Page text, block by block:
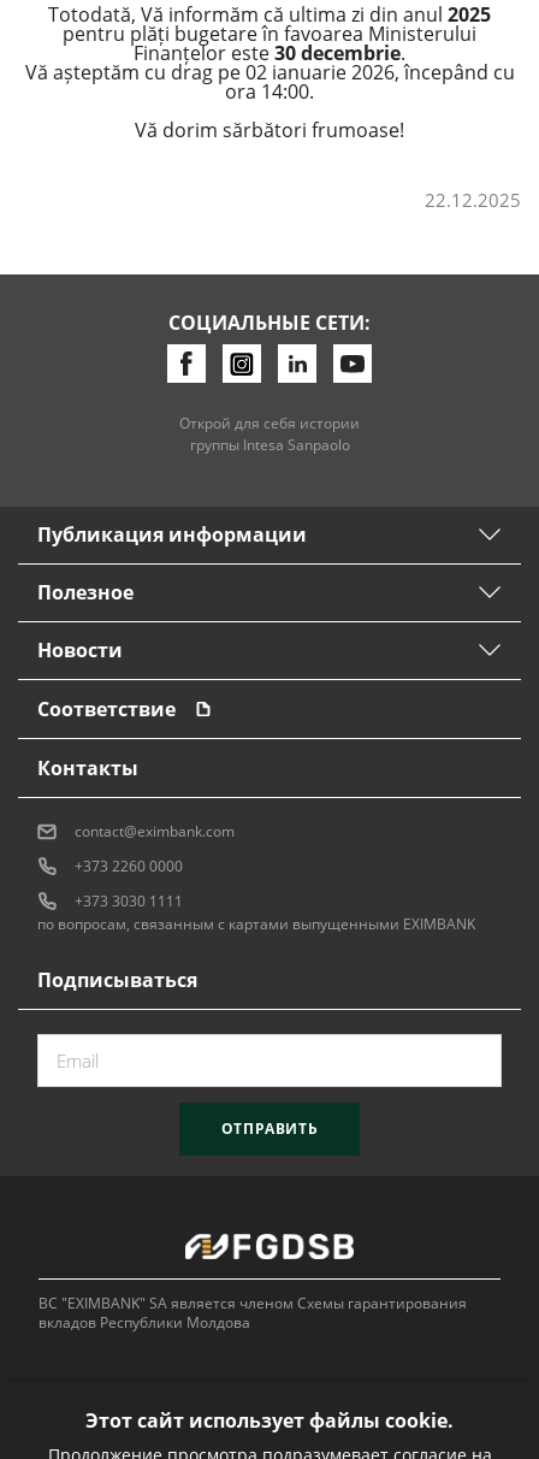
Totodată, Vă informăm că ultima zi din anul 2025
pentru plăți bugetare în favoarea Ministerului
Finanțelor este30 decembrie.
Vă așteptăm cu drag pe 02 ianuarie 2026, începând cu
ora 14:00.
Vă dorim sărbători frumoase!
22.12.2025
СОЦИАЛЬНЫЕ СЕТИ:
Открой для себя истории
группы Intesa Sanpaolo
Публикация информации
Полезное
Новости
Соответствие
Подписываться
ОТПРАВИТЬ
Контакты
contact@eximbank.com
+373 2260 0000
+373 3030 1111
по вопросам, связанным с картами выпущенными EXIMBANK
BC "EXIMBANK" SA является членом Схемы гарантирования
вкладов Республики Молдова
Этот сайт использует файлы cookie.